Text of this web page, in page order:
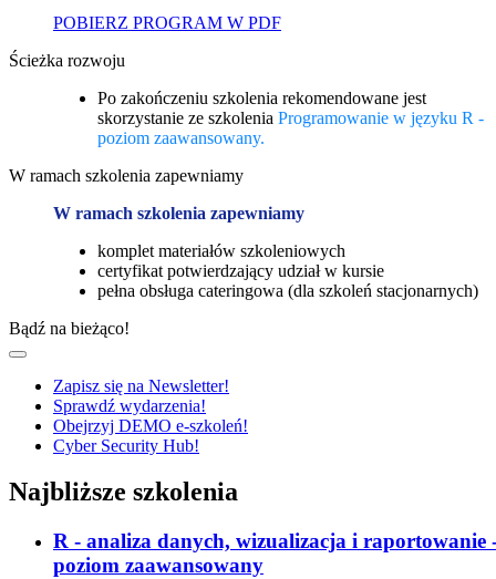
POBIERZ PROGRAM W PDF
Ścieżka rozwoju
Po zakończeniu szkolenia rekomendowane jest
skorzystanie ze szkolenia Programowanie w języku R -
poziom zaawansowany.
W ramach szkolenia zapewniamy
W ramach szkolenia zapewniamy
komplet materiałów szkoleniowych
certyfikat potwierdzający udział w kursie
pełna obsługa cateringowa (dla szkoleń stacjonarnych)
Bądź na bieżąco!
Zapisz się na Newsletter!
Sprawdź wydarzenia!
Obejrzyj DEMO e-szkoleń!
Cyber Security Hub!
Najbliższe szkolenia
R - analiza danych, wizualizacja i raportowanie
poziom zaawansowany